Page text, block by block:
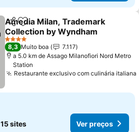
PartilharAdicionar aos favoritos
Amedia Milan, Trademark
Collection by Wyndham
4 Estrelas
8,3 Muito boa
7.117
a 5.0 km de Assago Milanofiori Nord Metro
Station
Restaurante exclusivo com culinária italiana
15 sites Ver preços